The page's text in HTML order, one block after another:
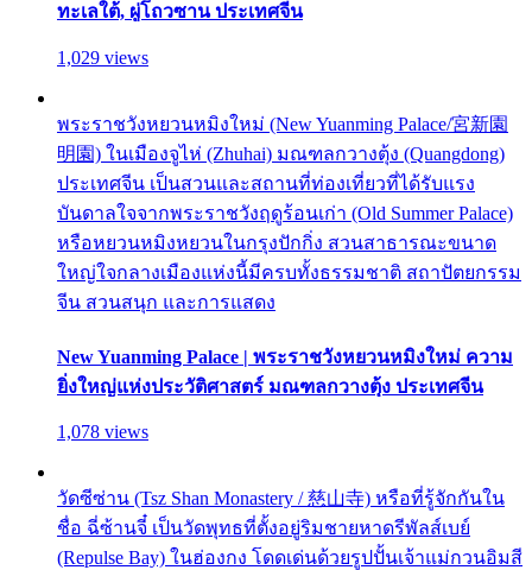
ทะเลใต้, ผู่โถวซาน ประเทศจีน
1,029 views
พระราชวังหยวนหมิงใหม่ (New Yuanming Palace/宮新園
明園) ในเมืองจูไห่ (Zhuhai) มณฑลกวางตุ้ง (Quangdong)
ประเทศจีน เป็นสวนและสถานที่ท่องเที่ยวที่ได้รับแรง
บันดาลใจจากพระราชวังฤดูร้อนเก่า (Old Summer Palace)
หรือหยวนหมิงหยวนในกรุงปักกิ่ง สวนสาธารณะขนาด
ใหญ่ใจกลางเมืองแห่งนี้มีครบทั้งธรรมชาติ สถาปัตยกรรม
จีน สวนสนุก และการแสดง
New Yuanming Palace | พระราชวังหยวนหมิงใหม่ ความ
ยิ่งใหญ่แห่งประวัติศาสตร์ มณฑลกวางตุ้ง ประเทศจีน
1,078 views
วัดซีซ่าน (Tsz Shan Monastery / 慈山寺) หรือที่รู้จักกันใน
ชื่อ ฉี่ซ้านจี๋ เป็นวัดพุทธที่ตั้งอยู่ริมชายหาดรีพัลส์เบย์
(Repulse Bay) ในฮ่องกง โดดเด่นด้วยรูปปั้นเจ้าแม่กวนอิมสี